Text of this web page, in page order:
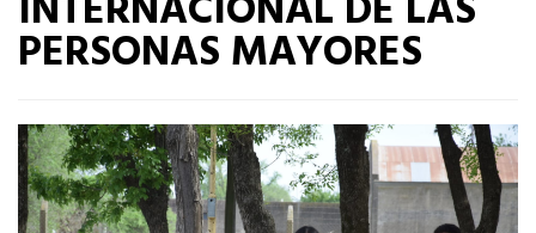
PERSONAS MAYORES